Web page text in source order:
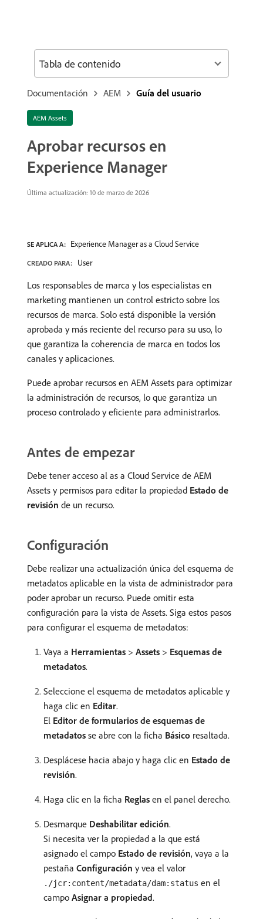
Documentación AEM Guía del usuario
AEM Assets
Aprobar recursos en
Experience Manager
Última actualización: 10 de marzo de 2026
SE APLICA A: Experience Manager as a Cloud Service
CREADO PARA: User
Los responsables de marca y los especialistas en
marketing mantienen un control estricto sobre los
recursos de marca. Solo está disponible la versión
aprobada y más reciente del recurso para su uso, lo
que garantiza la coherencia de marca en todos los
canales y aplicaciones.
Puede aprobar recursos en AEM Assets para optimizar
la administración de recursos, lo que garantiza un
proceso controlado y eficiente para administrarlos.
Antes de empezar
Debe tener acceso al as a Cloud Service de AEM
Assets y permisos para editar la propiedad Estado de
revisión de un recurso.
Configuración
Debe realizar una actualización única del esquema de
metadatos aplicable en la vista de administrador para
poder aprobar un recurso. Puede omitir esta
configuración para la vista de Assets. Siga estos pasos
para configurar el esquema de metadatos:
Vaya a Herramientas > Assets > Esquemas de
metadatos.
Seleccione el esquema de metadatos aplicable y
haga clic en Editar.
El Editor de formularios de esquemas de
metadatos se abre con la ficha Básico resaltada.
Desplácese hacia abajo y haga clic en Estado de
revisión.
Haga clic en la ficha Reglas en el panel derecho.
Desmarque Deshabilitar edición.
Si necesita ver la propiedad a la que está
asignado el campo Estado de revisión, vaya a la
pestaña Configuración y vea el valor
./jcr:content/metadata/dam:status en el
campo Asignar a propiedad.
Tabla de contenido